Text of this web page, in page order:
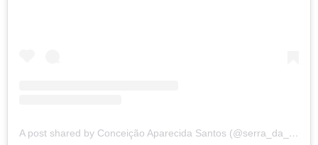
A post shared by Conceição Aparecida Santos (@serra_da_cantareira_hoje)